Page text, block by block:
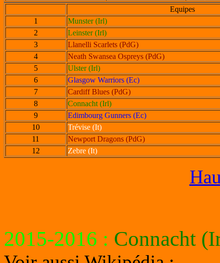
Equipes
1
Munster (Irl)
2
Leinster (Irl)
3
Llanelli Scarlets (PdG)
4
Neath Swansea Ospreys (PdG)
5
Ulster (Irl)
6
Glasgow Warriors (Ec)
7
Cardiff Blues (PdG)
8
Connacht (Irl)
9
Edimbourg Gunners (Ec)
10
Trévise (It)
11
Newport Dragons (PdG)
12
Zebre (It)
2015-2016 : Connacht